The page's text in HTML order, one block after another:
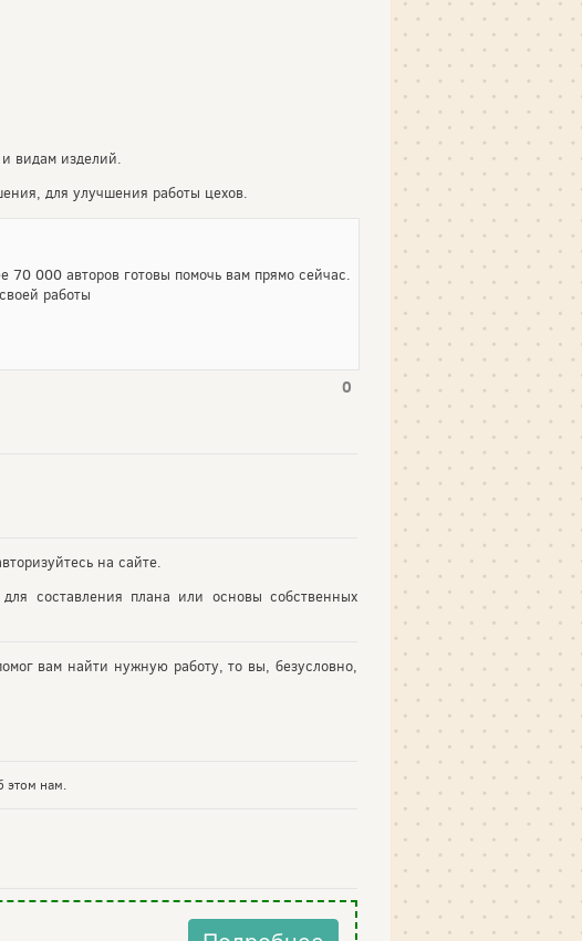
и видам изделий.
для улучшения работы цехов.
000 авторов готовы помочь вам прямо сейчас.
работы
0
на сайте.
составления плана или основы собственных
вам найти нужную работу, то вы, безусловно,
этом нам.